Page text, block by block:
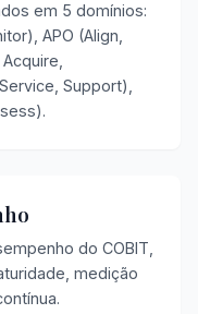
em 5 domínios:
APO (Align,
Support),
do COBIT,
medição